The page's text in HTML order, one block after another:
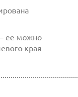
ее можно
края